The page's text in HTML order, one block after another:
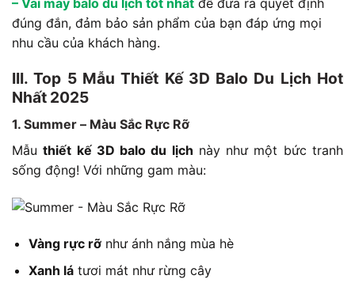
đúng đắn, đảm bảo sản phẩm của bạn đáp ứng mọi
nhu cầu của khách hàng.
III. Top 5 Mẫu Thiết Kế 3D Balo Du Lịch Hot
Nhất 2025
1. Summer – Màu Sắc Rực Rỡ
Mẫuthiết kế 3D balo du lịch này như một bức tranh
sống động! Với những gam màu:
Vàng rực rỡnhư ánh nắng mùa hè
Xanh látươi mát như rừng cây